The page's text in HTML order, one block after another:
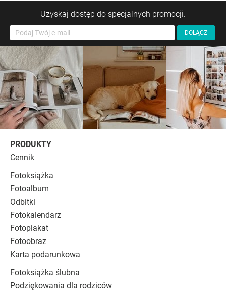
Uzyskaj dostęp do specjalnych promocji.
PRODUKTY
Cennik
Fotoksiążka
Fotoalbum
Odbitki
Fotokalendarz
Fotoplakat
Fotoobraz
Karta podarunkowa
Fotoksiążka ślubna
Podziękowania dla rodziców